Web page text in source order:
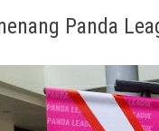
Panda